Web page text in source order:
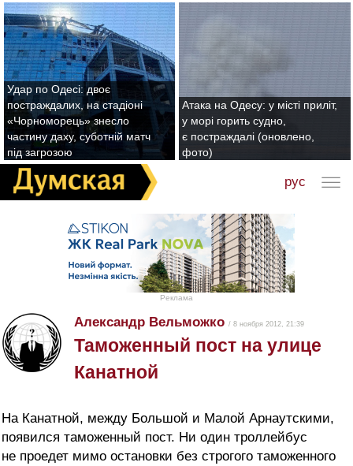
Удар по Одесі: двоє
постраждалих, на стадіоні
«Чорноморець» знесло
частину даху, суботній матч
під загрозою
Атака на Одесу: у місті приліт,
у морі горить судно,
є постраждалі (оновлено,
фото)
рус
Реклама
Александр Вельможко / 8 ноября 2012, 21:39
Таможенный пост на улице
Канатной
На Канатной, между Большой и Малой Арнаутскими,
появился таможенный пост. Ни один троллейбус
не проедет мимо остановки без строгого таможенного